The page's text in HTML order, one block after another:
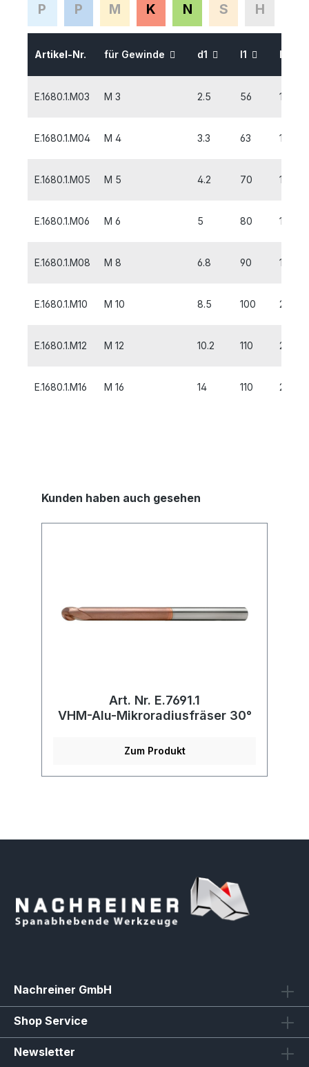
P P M K N S H
Artikel-Nr. für Gewinde d1 l1 l2
E.1680.1.M03 M 3 2.5 56 10
E.1680.1.M04 M 4 3.3 63 12
E.1680.1.M05 M 5 4.2 70 14
E.1680.1.M06 M 6 5 80 16
E.1680.1.M08 M 8 6.8 90 18
E.1680.1.M10 M 10 8.5 100 20
E.1680.1.M12 M 12 10.2 110 22
E.1680.1.M16 M 16 14 110 28
Kunden haben auch gesehen
Art. Nr. E.7691.1
VHM-Alu-Mikroradiusfräser 30°
Zum Produkt
Nachreiner GmbH
Shop Service
Newsletter